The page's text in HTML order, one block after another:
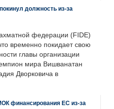
должность из-за
федерации (FIDE)
временно покидает свою
главы организации
мира Вишванатан
Дворковича в
финансирования ЕС из-за